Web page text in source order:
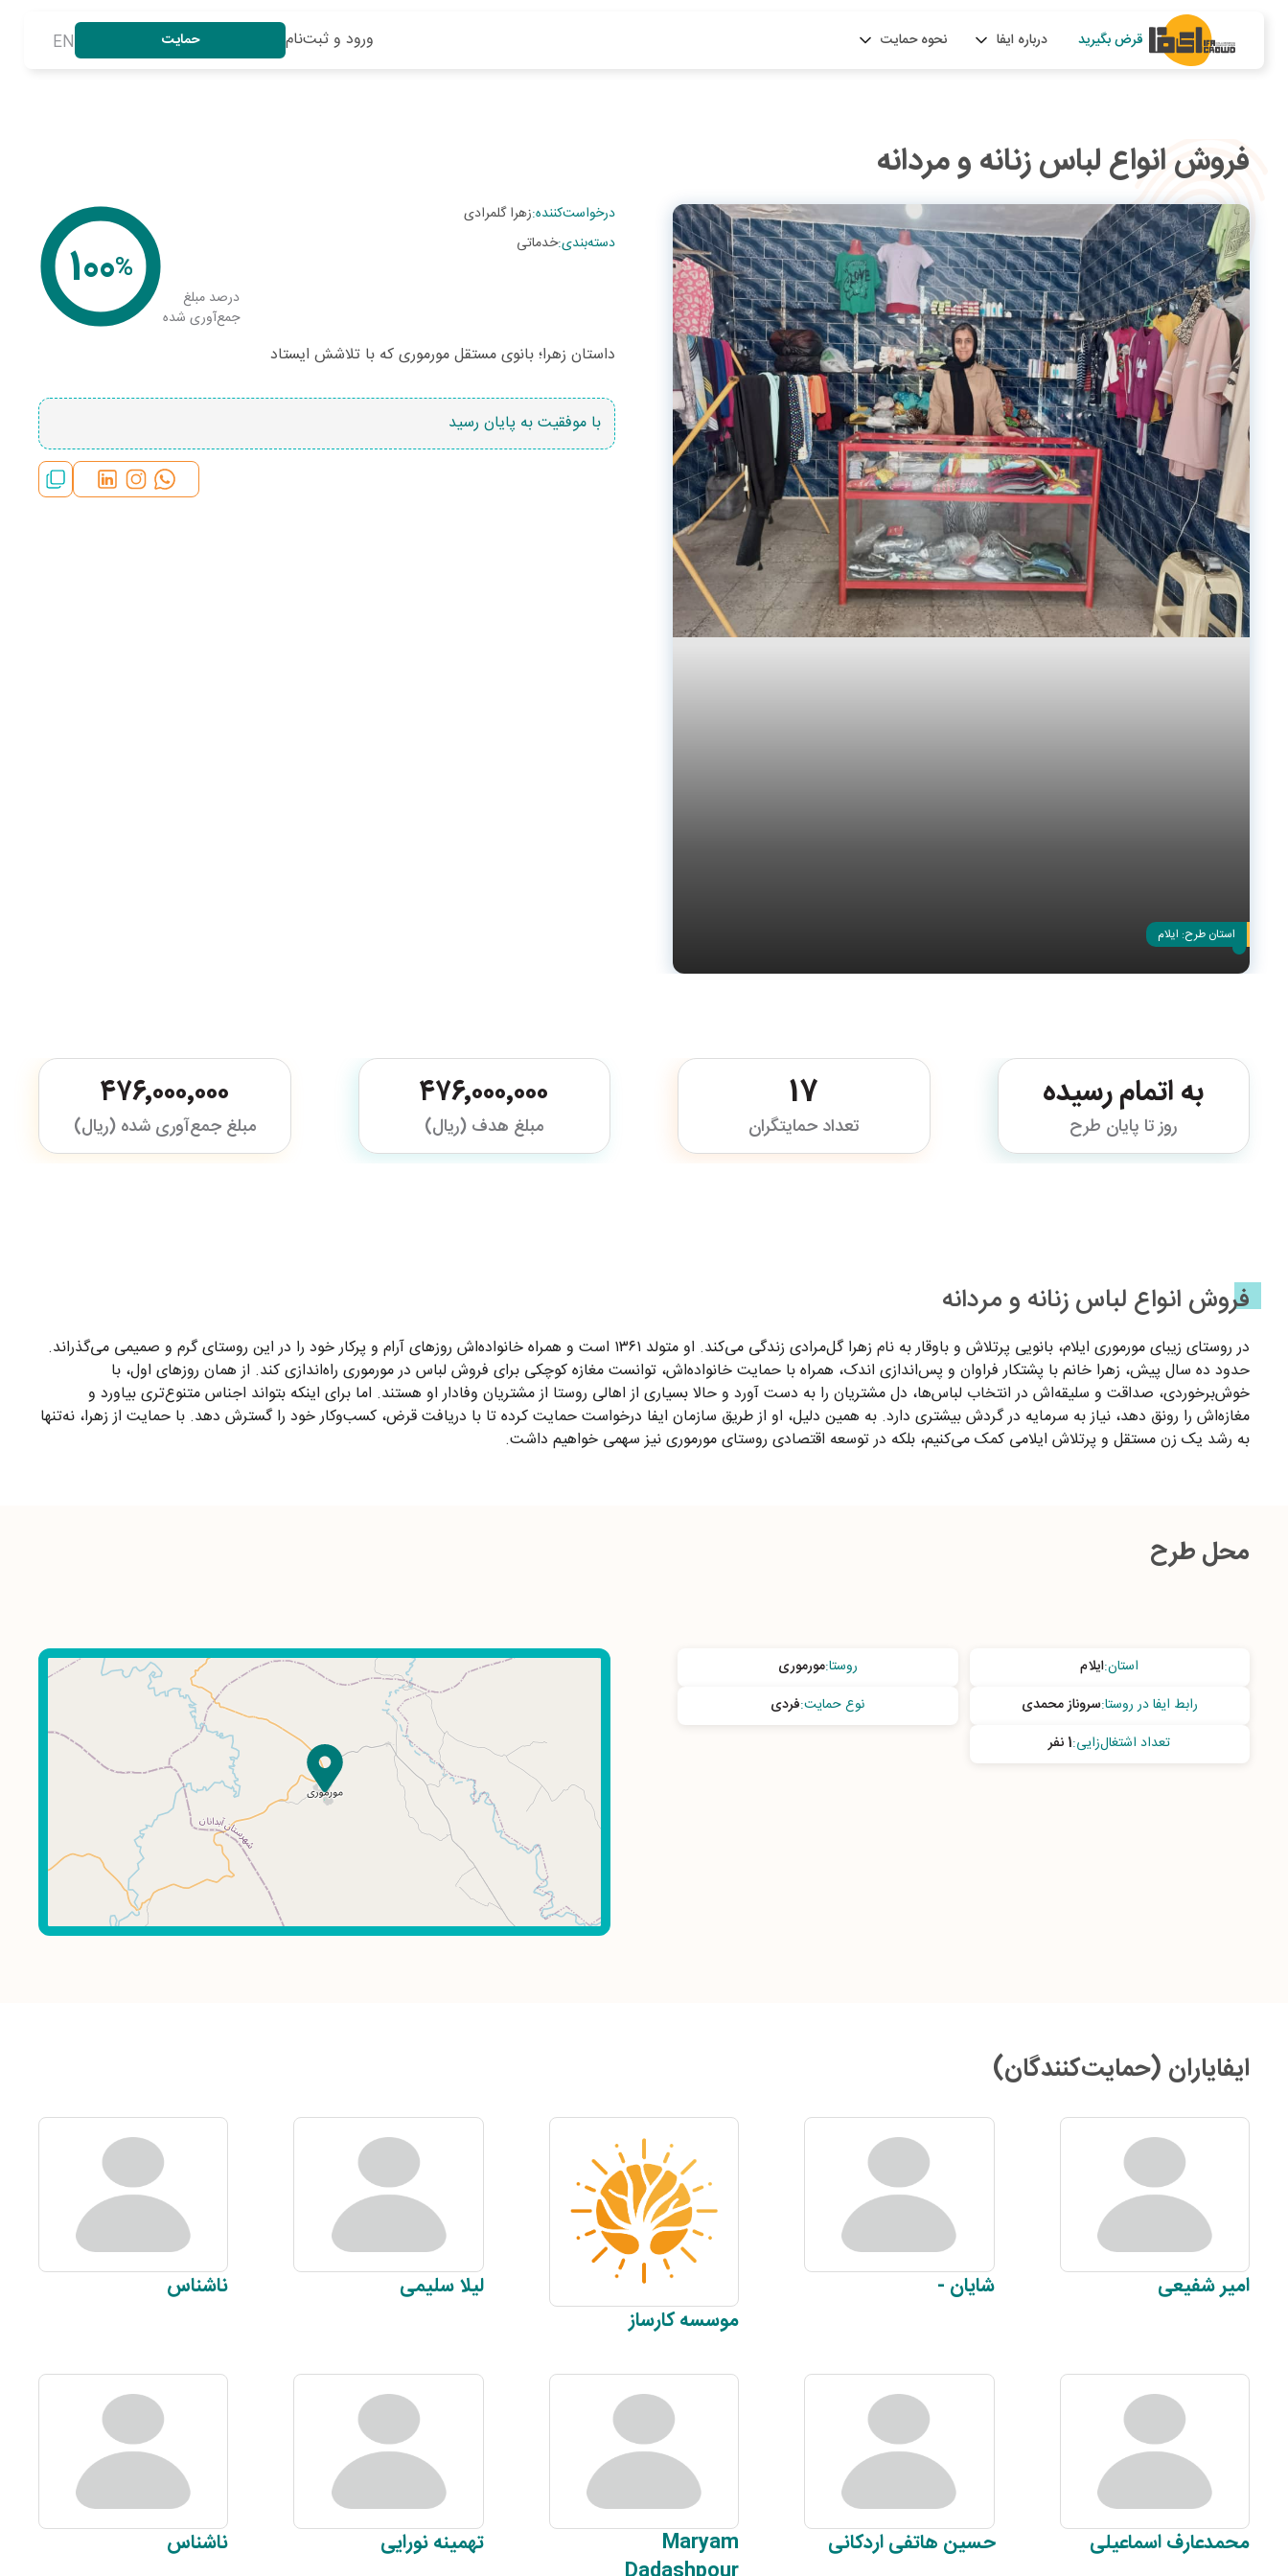
قرض بگیرید درباره ایفا نحوه حمایت ورود و ثبت‌نام حمایت EN
فروش انواع لباس زنانه و مردانه
استان طرح: ایلام
درخواست‌کننده:زهرا گلمرادی
دسته‌بندی:خدماتی
درصد مبلغ
جمع‌آوری شده
%
100
داستان زهرا؛ بانوی مستقل مورموری که با تلاشش ایستاد
با موفقیت به پایان رسید
به اتمام رسیده
روز تا پایان طرح
17
تعداد حمایتگران
۴۷۶٬۰۰۰٬۰۰۰
مبلغ هدف (ریال)
۴۷۶٬۰۰۰٬۰۰۰
مبلغ جمع‌آوری شده (ریال)
فروش انواع لباس زنانه و مردانه
در روستای زیبای مورموری ایلام، بانویی پرتلاش و باوقار به نام زهرا گل‌مرادی زندگی می‌کند. او متولد ۱۳۶۱ است و همراه خانواده‌اش روزهای آرام و پرکار خود را در این روستای گرم و صمیمی می‌گذراند.
حدود ده سال پیش، زهرا خانم با پشتکار فراوان و پس‌اندازی اندک، همراه با حمایت خانواده‌اش، توانست مغازه کوچکی برای فروش لباس در مورموری راه‌اندازی کند. از همان روزهای اول، با
خوش‌برخوردی، صداقت و سلیقه‌اش در انتخاب لباس‌ها، دل مشتریان را به دست آورد و حالا بسیاری از اهالی روستا از مشتریان وفادار او هستند. اما برای اینکه بتواند اجناس متنوع‌تری بیاورد و
مغازه‌اش را رونق دهد، نیاز به سرمایه در گردش بیشتری دارد. به همین دلیل، او از طریق سازمان ایفا درخواست حمایت کرده تا با دریافت قرض، کسب‌وکار خود را گسترش دهد. با حمایت از زهرا، نه‌تنها
به رشد یک زن مستقل و پرتلاش ایلامی کمک می‌کنیم، بلکه در توسعه اقتصادی روستای مورموری نیز سهمی خواهیم داشت.
محل طرح
استان:ایلام روستا:مورموری
رابط ایفا در روستا:سروناز محمدی نوع حمایت:فردی
تعداد اشتغال‌زایی:1 نفر
ایفایاران (حمایت‌کنندگان)
امیرشفیعی شایان -
موسسهکارساز
لیلاسلیمی ناشناس
محمدعارفاسماعیلی حسین هاتفی اردکانی
Maryam
تهمینهنورایی ناشناس